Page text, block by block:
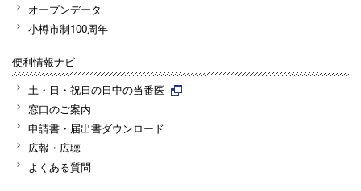
オープンデータ
小樽市制100周年
便利情報ナビ
土・日・祝日の日中の当番医
窓口のご案内
申請書・届出書ダウンロード
広報・広聴
よくある質問